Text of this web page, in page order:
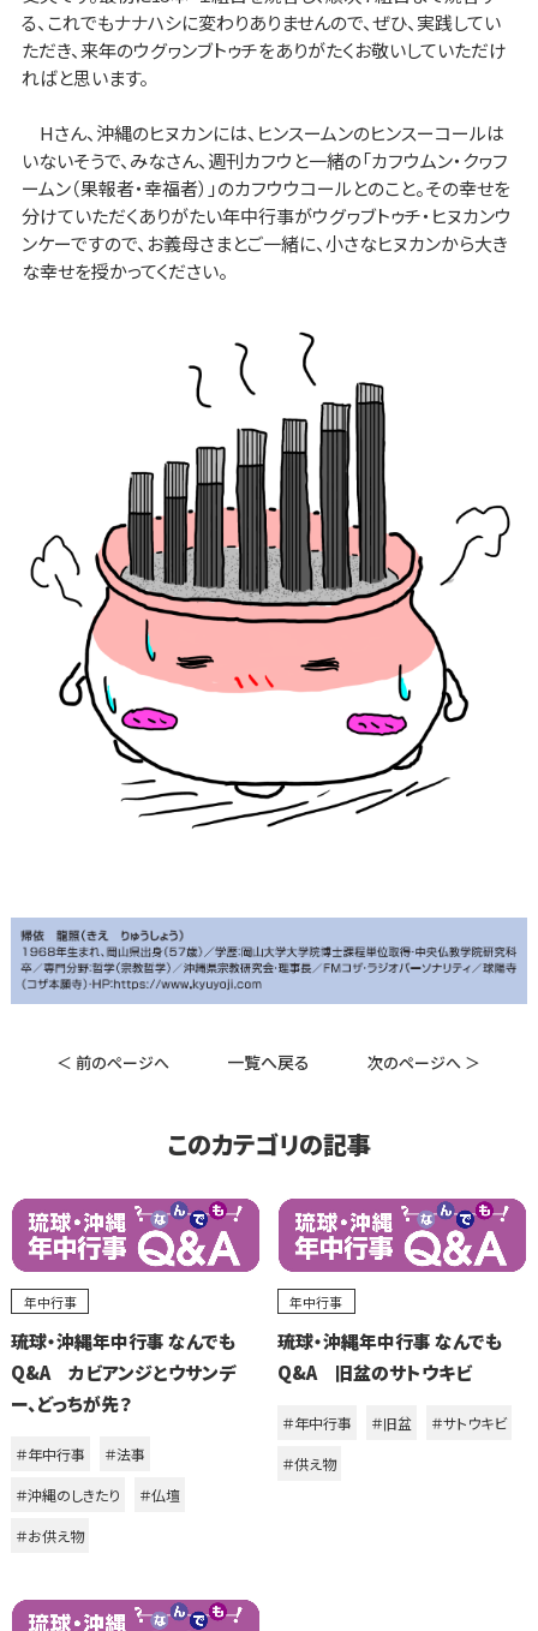
る、これでもナナハシに変わりありませんので、ぜひ、実践してい
ただき、来年のウグヮンブトゥチをありがたくお敬いしていただけ
ればと思います。
Hさん、沖縄のヒヌカンには、ヒンスームンのヒンスーコールは
いないそうで、みなさん、週刊カフウと一緒の「カフウムン・クヮフ
ームン（果報者・幸福者）」のカフウウコールとのこと。その幸せを
分けていただくありがたい年中行事がウグヮブトゥチ・ヒヌカンウ
ンケーですので、お義母さまとご一緒に、小さなヒヌカンから大き
な幸せを授かってください。
＜ 前のページへ 一覧へ戻る 次のページへ ＞
このカテゴリの記事
年中行事
琉球・沖縄年中行事 なんでも
Q&A カビアンジとウサンデ
ー、どっちが先？
＃年中行事
＃法事
＃沖縄のしきたり
＃仏壇
＃お供え物
年中行事
琉球・沖縄年中行事 なんでも
Q&A 旧盆のサトウキビ
＃年中行事 ＃旧盆
＃サトウキビ
＃供え物